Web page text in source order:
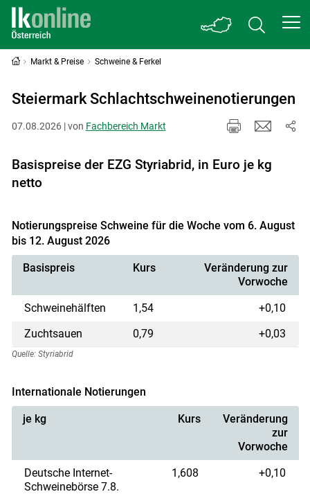
Markt & Preise Schweine & Ferkel
Steiermark Schlachtschweinenotierungen
07.08.2026 | von Fachbereich Markt
Basispreise der EZG Styriabrid, in Euro je kg
netto
Notierungspreise Schweine für die Woche vom 6. August
bis 12. August 2026
Basispreis Kurs
Veränderung zur
Vorwoche
Schweinehälften
1,54
+0,10
Zuchtsauen
0,79 +0,03
Quelle: Styriabrid
Internationale Notierungen
je kg Kurs
Veränderung
zur
Vorwoche
Deutsche Internet-
Schweinebörse 7.8.
1,608 +0,10